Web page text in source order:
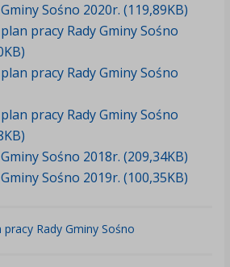
Sośno 2020r. (119,89KB)
pracy Rady Gminy Sośno
pracy Rady Gminy Sośno
pracy Rady Gminy Sośno
Sośno 2018r. (209,34KB)
Sośno 2019r. (100,35KB)
pracy Rady Gminy Sośno